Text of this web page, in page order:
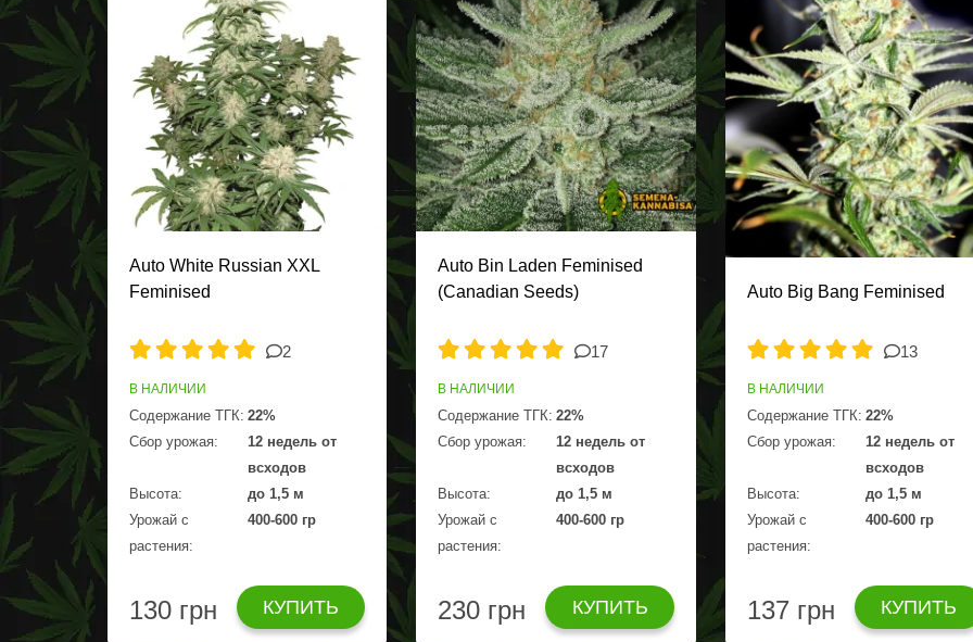
Auto White Russian XXL
Feminised
2
В НАЛИЧИИ
Содержание ТГК: 22%
Сбор урожая:
12 недель от
всходов
Высота:
до 1,5 м
Урожай с
растения:
400-600 гр
130 грн КУПИТЬ
Auto Bin Laden Feminised
(Canadian Seeds)
17
В НАЛИЧИИ
Содержание ТГК: 22%
Сбор урожая:
12 недель от
всходов
Высота:
до 1,5 м
Урожай с
растения:
400-600 гр
230 грн КУПИТЬ
Auto Big Bang Feminised
13
В НАЛИЧИИ
Содержание ТГК: 22%
Сбор урожая:
12 недель от
всходов
Высота:
до 1,5 м
Урожай с
растения:
400-600 гр
137 грн КУПИТЬ